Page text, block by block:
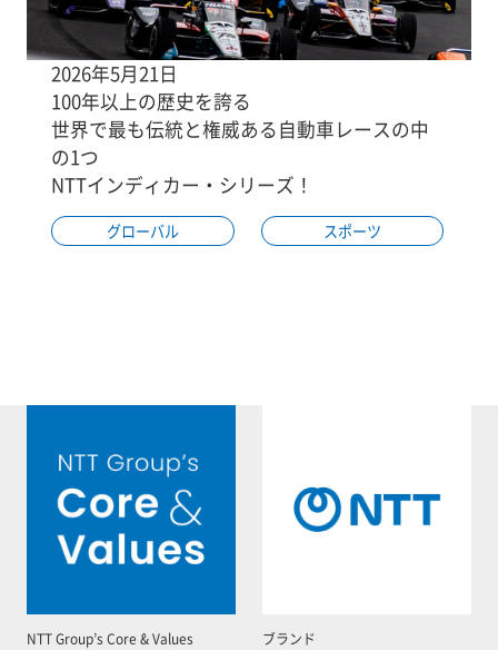
2026年5月21日
100年以上の歴史を誇る
世界で最も伝統と権威ある自動車レースの中
の1つ
NTTインディカー・シリーズ！
グローバル スポーツ
NTT Group’s Core & Values ブランド